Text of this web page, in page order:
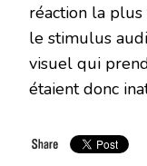
réaction la plus
le stimulus
visuel qui
étaient donc